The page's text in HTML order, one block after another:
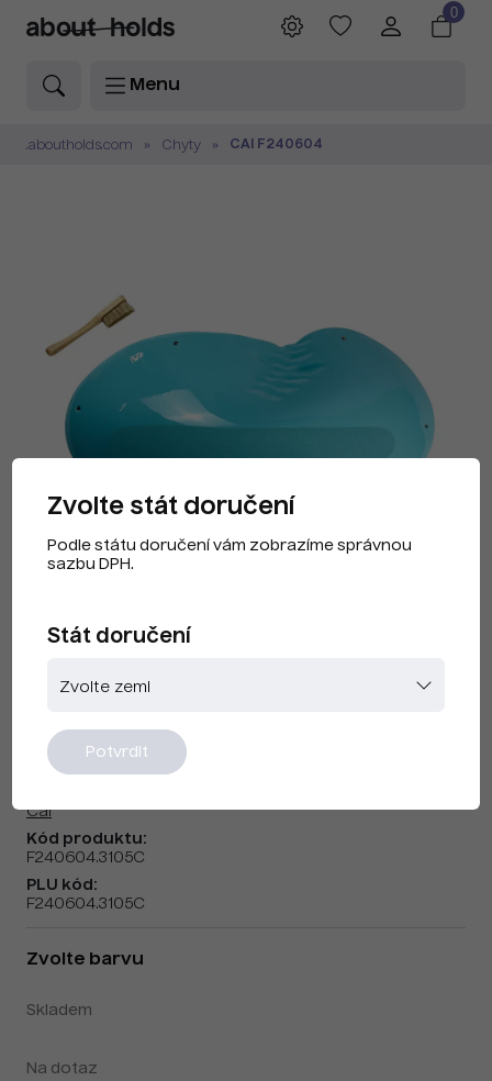
Menu
0
.aboutholds.com Chyty CAI F240604
CAI F240604 Tyrkysová
Cai
Kód produktu:
F240604.3105C
PLU kód:
F240604.3105C
Zvolte barvu
Skladem
Na dotaz
Zvolte stát doručení
Podle státu doručení vám zobrazíme správnou
sazbu DPH.
Stát doručení
Potvrdit